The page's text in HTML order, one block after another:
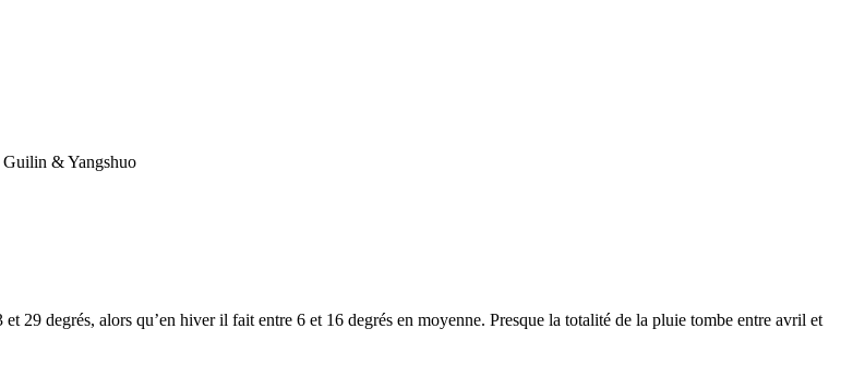
& Yangshuo
29 degrés, alors qu’en hiver il fait entre 6 et 16 degrés en moyenne. Presque la totalité de la pluie tombe entre avril et